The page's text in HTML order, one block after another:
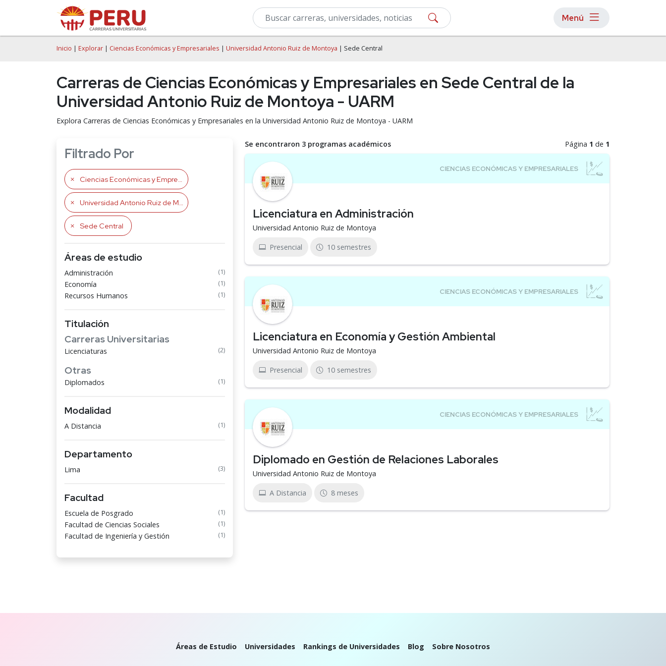
Menú
Inicio | Explorar | Ciencias Económicas y Empresariales | Universidad Antonio Ruiz de Montoya | Sede Central
Carreras de Ciencias Económicas y Empresariales en Sede Central de la
Universidad Antonio Ruiz de Montoya - UARM
Explora Carreras de Ciencias Económicas y Empresariales en la Universidad Antonio Ruiz de Montoya - UARM
Filtrado Por
Ciencias Económicas y Empresariales
Universidad Antonio Ruiz de Montoya
Sede Central
Áreas de estudio
Administración (1)
Economía (1)
Recursos Humanos (1)
Titulación
Carreras Universitarias
Licenciaturas (2)
Otras
Diplomados (1)
Modalidad
A Distancia (1)
Departamento
Lima (3)
Facultad
Escuela de Posgrado (1)
Facultad de Ciencias Sociales (1)
Facultad de Ingeniería y Gestión (1)
Se encontraron 3 programas académicos Página 1 de 1
Licenciatura en Administración
Universidad Antonio Ruiz de Montoya
Presencial 10 semestres
Licenciatura en Economía y Gestión Ambiental
Universidad Antonio Ruiz de Montoya
Presencial 10 semestres
Diplomado en Gestión de Relaciones Laborales
Universidad Antonio Ruiz de Montoya
A Distancia 8 meses
Áreas de Estudio Universidades Rankings de Universidades Blog Sobre Nosotros